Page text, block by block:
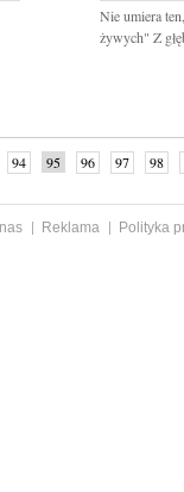
Nie umiera
żywych" Z
94 95 96 97 98
Reklama
Polityka